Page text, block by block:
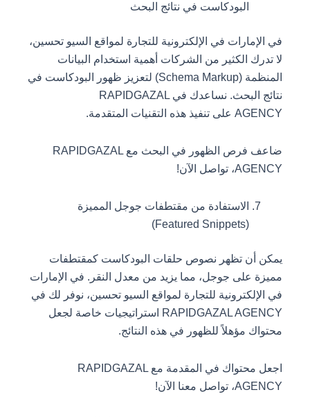
البودكاست في نتائج البحث
في الإمارات في الإلكترونية للتجارة لمواقع السيو تحسين،
لا تدرك الكثير من الشركات أهمية استخدام البيانات
المنظمة (Schema Markup) لتعزيز ظهور البودكاست في
نتائج البحث. نساعدك في RAPIDGAZAL
AGENCY على تنفيذ هذه التقنيات المتقدمة.
ضاعف فرص الظهور في البحث مع RAPIDGAZAL
AGENCY، تواصل الآن!
الاستفادة من مقتطفات جوجل المميزة
يمكن أن تظهر نصوص حلقات البودكاست كمقتطفات
مميزة على جوجل، مما يزيد من معدل النقر. في الإمارات
في الإلكترونية للتجارة لمواقع السيو تحسين، نوفر لك في
RAPIDGAZAL AGENCY استراتيجيات خاصة لجعل
محتواك مؤهلاً للظهور في هذه النتائج.
اجعل محتواك في المقدمة مع RAPIDGAZAL
AGENCY، تواصل معنا الآن!